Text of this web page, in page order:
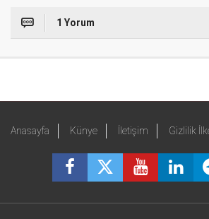
1 Yorum
Anasayfa Künye İletişim Gizlilik